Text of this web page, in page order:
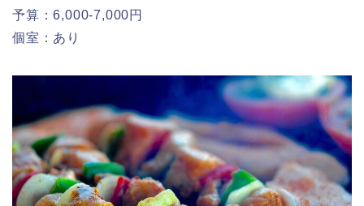
予算：6,000-7,000円
個室：あり